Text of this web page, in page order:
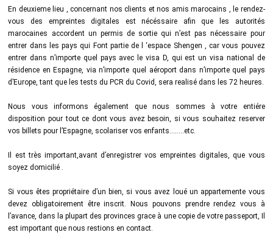
En deuxieme lieu , concernant nos clients et nos amis marocains , le rendez-
vous des empreintes digitales est nécéssaire afin que les autorités
marocaines accordent un permis de sortie qui n’est pas nécessaire pour
entrer dans les pays qui Font partie de l ‘espace Shengen , car vous pouvez
entrer dans n’importe quel pays avec le visa D, qui est un visa national de
résidence en Espagne, via n’importe quel aéroport dans n’importe quel pays
d’Europe, tant que les tests du PCR du Covid, sera realisé dans les 72 heures.
Nous vous informons également que nous sommes à votre entiére
disposition pour tout ce dont vous avez besoin, si vous souhaitez reserver
vos billets pour l’Espagne, scolariser vos enfants……..etc.
Il est très important,avant d’enregistrer vos empreintes digitales, que vous
soyez domicilié .
Si vous êtes propriétaire d’un bien, si vous avez loué un appartemente vous
devez obligatoirement être inscrit. Nous pouvons prendre rendez vous à
l’avance, dans la plupart des provinces grace à une copie de votre passeport, Il
est important que nous restions en contact.